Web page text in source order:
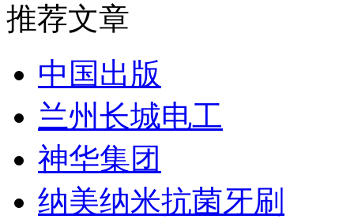
推荐文章
中国出版
兰州长城电工
神华集团
纳美纳米抗菌牙刷